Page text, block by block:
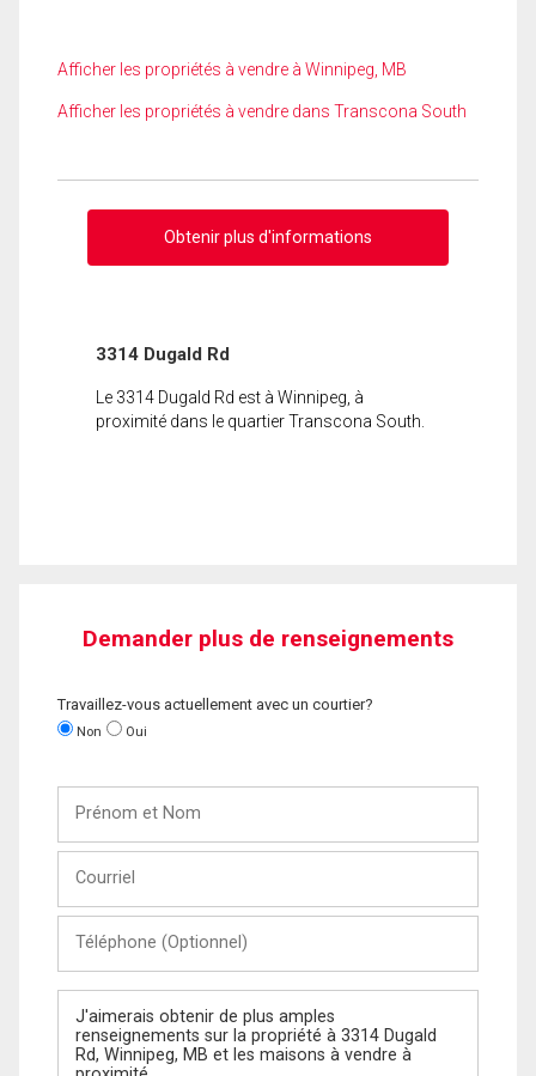
Afficher les propriétés à vendre à Winnipeg, MB
Afficher les propriétés à vendre dans Transcona South
Obtenir plus d'informations
3314 Dugald Rd
Le 3314 Dugald Rd est à Winnipeg, à
proximité dans le quartier Transcona South.
Demander plus de renseignements
Travaillez-vous actuellement avec un courtier?
Non Oui
Nom
(Optionnel)
Message